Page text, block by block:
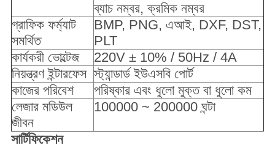
ব্যাচ নম্বর, ক্রমিক নম্বর
গ্রাফিক ফর্ম্যাট
সমর্থিত
BMP, PNG, এআই, DXF, DST,
PLT
কার্যকরী ভোল্টেজ
220V ± 10% / 50Hz / 4A
নিয়ন্ত্রণ ইন্টারফেস স্ট্যান্ডার্ড ইউএসবি পোর্ট
কাজের পরিবেশ
পরিষ্কার এবং ধুলো মুক্ত বা ধুলো কম
লেজার মডিউল
জীবন
100000 ~ 200000 ঘন্টা
সার্টিফিকেশন